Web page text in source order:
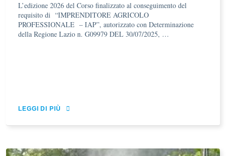
L’edizione 2026 del Corso finalizzato al conseguimento del
requisito di “IMPRENDITORE AGRICOLO
PROFESSIONALE – IAP”, autorizzato con Determinazione
della Regione Lazio n. G09979 DEL 30/07/2025, …
LEGGI DI PIÙ